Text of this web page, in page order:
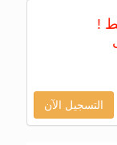
!
التسجيل الآن